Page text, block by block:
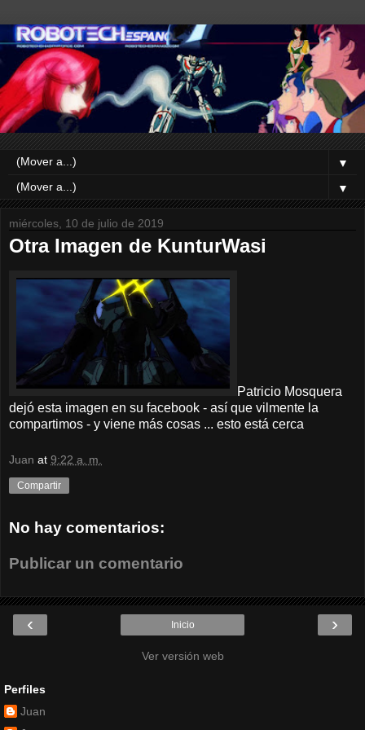
▼
▼
miércoles, 10 de julio de 2019
Otra Imagen de KunturWasi
Patricio Mosquera
dejó esta imagen en su facebook - así que vilmente la
compartimos - y viene más cosas ... esto está cerca
Juan at 9:22 a. m.
Compartir
No hay comentarios:
Publicar un comentario
‹ ›
Inicio
Ver versión web
Perfiles
Juan